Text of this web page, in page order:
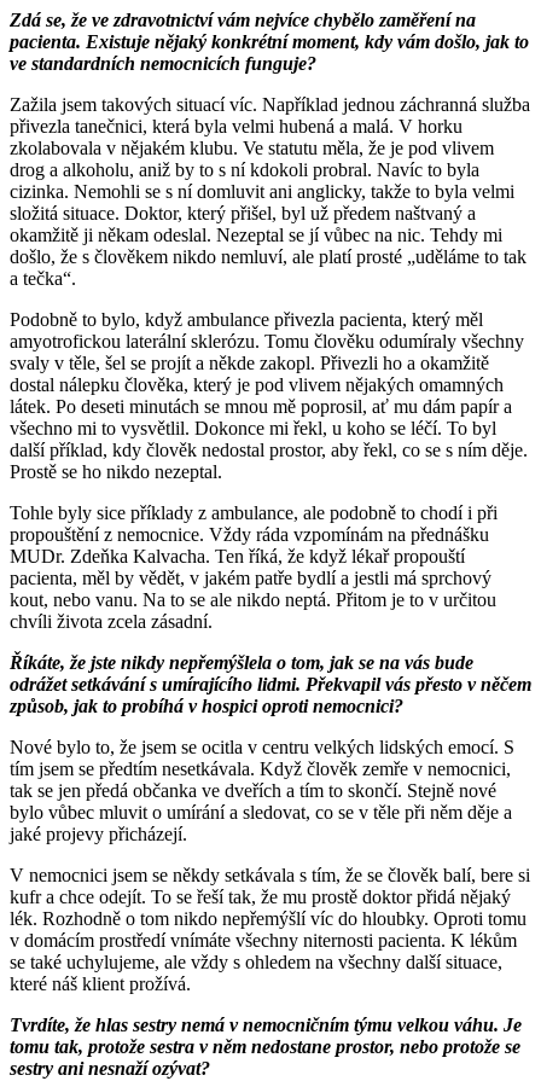
Zdá se, že ve zdravotnictví vám nejvíce chybělo zaměření na
pacienta. Existuje nějaký konkrétní moment, kdy vám došlo, jak to
ve standardních nemocnicích funguje?
Zažila jsem takových situací víc. Například jednou záchranná služba
přivezla tanečnici, která byla velmi hubená a malá. V horku
zkolabovala v nějakém klubu. Ve statutu měla, že je pod vlivem
drog a alkoholu, aniž by to s ní kdokoli probral. Navíc to byla
cizinka. Nemohli se s ní domluvit ani anglicky, takže to byla velmi
složitá situace. Doktor, který přišel, byl už předem naštvaný a
okamžitě ji někam odeslal. Nezeptal se jí vůbec na nic. Tehdy mi
došlo, že s člověkem nikdo nemluví, ale platí prosté „uděláme to tak
a tečka“.
Podobně to bylo, když ambulance přivezla pacienta, který měl
amyotrofickou laterální sklerózu. Tomu člověku odumíraly všechny
svaly v těle, šel se projít a někde zakopl. Přivezli ho a okamžitě
dostal nálepku člověka, který je pod vlivem nějakých omamných
látek. Po deseti minutách se mnou mě poprosil, ať mu dám papír a
všechno mi to vysvětlil. Dokonce mi řekl, u koho se léčí. To byl
další příklad, kdy člověk nedostal prostor, aby řekl, co se s ním děje.
Prostě se ho nikdo nezeptal.
Tohle byly sice příklady z ambulance, ale podobně to chodí i při
propouštění z nemocnice. Vždy ráda vzpomínám na přednášku
MUDr. Zdeňka Kalvacha. Ten říká, že když lékař propouští
pacienta, měl by vědět, v jakém patře bydlí a jestli má sprchový
kout, nebo vanu. Na to se ale nikdo neptá. Přitom je to v určitou
chvíli života zcela zásadní.
Říkáte, že jste nikdy nepřemýšlela o tom, jak se na vás bude
odrážet setkávání s umírajícího lidmi. Překvapil vás přesto v něčem
způsob, jak to probíhá v hospici oproti nemocnici?
Nové bylo to, že jsem se ocitla v centru velkých lidských emocí. S
tím jsem se předtím nesetkávala. Když člověk zemře v nemocnici,
tak se jen předá občanka ve dveřích a tím to skončí. Stejně nové
bylo vůbec mluvit o umírání a sledovat, co se v těle při něm děje a
jaké projevy přicházejí.
V nemocnici jsem se někdy setkávala s tím, že se člověk balí, bere si
kufr a chce odejít. To se řeší tak, že mu prostě doktor přidá nějaký
lék. Rozhodně o tom nikdo nepřemýšlí víc do hloubky. Oproti tomu
v domácím prostředí vnímáte všechny niternosti pacienta. K lékům
se také uchylujeme, ale vždy s ohledem na všechny další situace,
které náš klient prožívá.
Tvrdíte, že hlas sestry nemá v nemocničním týmu velkou váhu. Je
tomu tak, protože sestra v něm nedostane prostor, nebo protože se
sestry ani nesnaží ozývat?